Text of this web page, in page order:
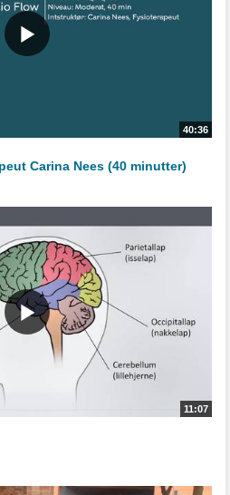
40:36
Carina Nees (40 minutter)
11:07